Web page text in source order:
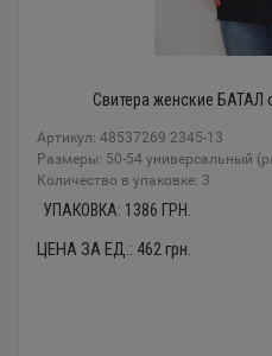
Свитера женские БАТАЛ
Артикул: 48537269 2345-13
Размеры: 50-54 универсальный
Количество в упаковке: 3
УПАКОВКА: 1386 ГРН.
ЦЕНА ЗА ЕД.: 462грн.